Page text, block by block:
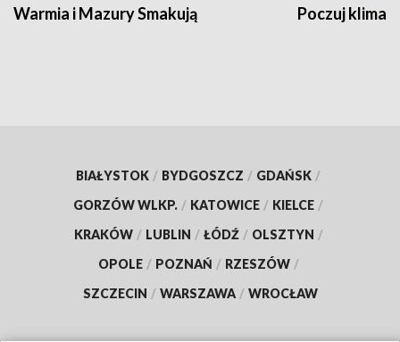
Warmia i Mazury Smakują Poczuj klimat
BIAŁYSTOK / BYDGOSZCZ / GDAŃSK /
GORZÓW WLKP. / KATOWICE / KIELCE /
KRAKÓW / LUBLIN / ŁÓDŹ / OLSZTYN /
OPOLE / POZNAŃ / RZESZÓW /
SZCZECIN / WARSZAWA / WROCŁAW